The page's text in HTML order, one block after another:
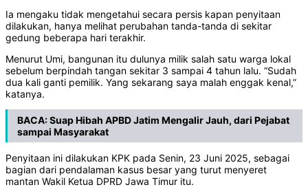
Ia mengaku tidak mengetahui secara persis kapan penyitaan
dilakukan, hanya melihat perubahan tanda-tanda di sekitar
gedung beberapa hari terakhir.
Menurut Umi, bangunan itu dulunya milik salah satu warga lokal
sebelum berpindah tangan sekitar 3 sampai 4 tahun lalu. “Sudah
dua kali ganti pemilik. Yang sekarang saya malah enggak kenal,”
katanya.
BACA:Suap Hibah APBD Jatim Mengalir Jauh, dari Pejabat
sampai Masyarakat
Penyitaan ini dilakukan KPK pada Senin, 23 Juni 2025, sebagai
bagian dari pendalaman kasus besar yang turut menyeret
mantan Wakil Ketua DPRD Jawa Timur itu.